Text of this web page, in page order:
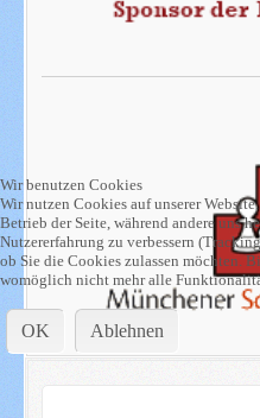
Wir benutzen Cookies
Wir nutzen Cookies auf unserer
Betrieb der Seite, während andere uns
Nutzererfahrung zu verbessern
ob Sie die Cookies zulassen möchten.
womöglich nicht mehr alle
OK Ablehnen